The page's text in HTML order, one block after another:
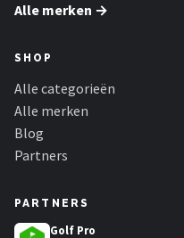
Alle merken →
SHOP
Alle categorieën
Alle merken
Blog
Partners
PARTNERS
Golf Pro